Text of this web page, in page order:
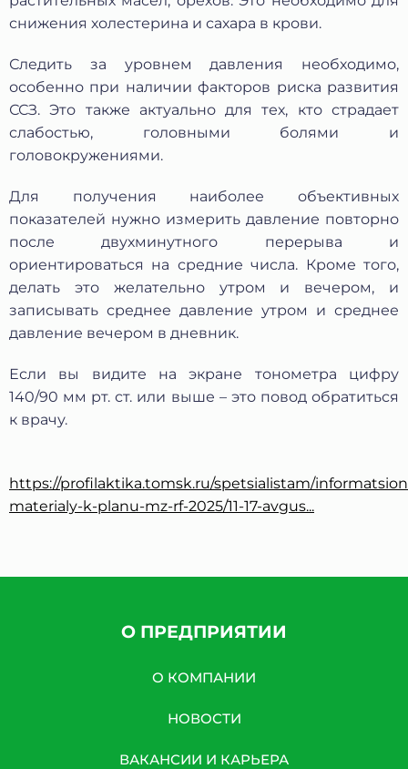
снижения холестерина и сахара в крови.
Следить за уровнем давления необходимо,
особенно при наличии факторов риска развития
ССЗ. Это также актуально для тех, кто страдает
слабостью, головными болями и
головокружениями.
Для получения наиболее объективных
показателей нужно измерить давление повторно
после двухминутного перерыва и
ориентироваться на средние числа. Кроме того,
делать это желательно утром и вечером, и
записывать среднее давление утром и среднее
давление вечером в дневник.
Если вы видите на экране тонометра цифру
140/90 мм рт. ст. или выше – это повод обратиться
к врачу.
https://profilaktika.tomsk.ru/spetsialistam/
materialy-k-planu-mz-rf-2025/11-17-avgus...
О ПРЕДПРИЯТИИ
О КОМПАНИИ
НОВОСТИ
ВАКАНСИИ И КАРЬЕРА